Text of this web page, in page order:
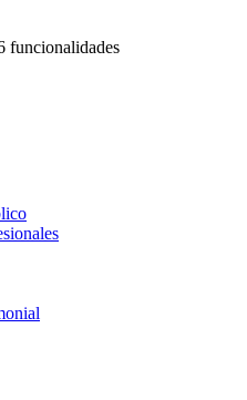
funcionalidades